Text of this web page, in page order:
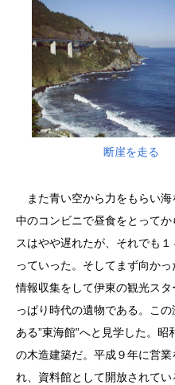
断崖を走る
また青い空から力をもらい海
中のコンビニで昼食をとって
スはやや遅れたが、それでも
っていった。そしてまず向か
情報収集をして伊東の観光ス
っぱり時代の遺物である。こ
ある”東海館”へと見学した。
の木造建築だ。平成９年に営
れ、資料館として開放されて